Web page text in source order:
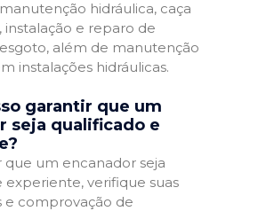
hidráulica, caça
instalação e reparo de
além de manutenção
instalações hidráulicas.
garantir que um
seja qualificado e
que um encanador seja
experiente, verifique suas
e comprovação de